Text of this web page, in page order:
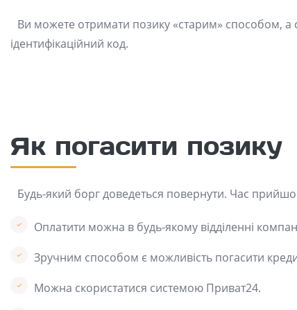
Ви можете отримати позику «старим» способом, а
ідентифікаційний код.
Як погасити позику
Будь-який борг доведеться повернути. Час
Оплатити можна в будь-якому відділенні
Зручним способом є можливість погасити
Можна скористатися системою Приват24.